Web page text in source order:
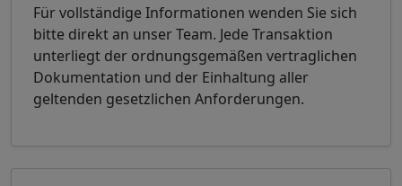
Für vollständige Informationen wenden Sie sich
bitte direkt an unser Team. Jede Transaktion
unterliegt der ordnungsgemäßen vertraglichen
Dokumentation und der Einhaltung aller
geltenden gesetzlichen Anforderungen.